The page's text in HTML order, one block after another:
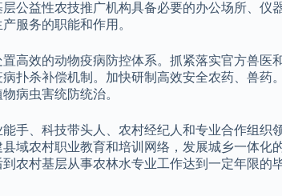
公益性农技推广机构具备必要的办公场所、
服务的职能和作用。
高效的动物疫病防控体系。抓紧落实官方兽
杀补偿机制。加快研制高效安全农药、兽药
病虫害统防统治。
手、科技带头人、农村经纪人和专业合作组
农村职业教育和培训网络，发展城乡一体化
农村基层从事农林水专业工作达到一定年限